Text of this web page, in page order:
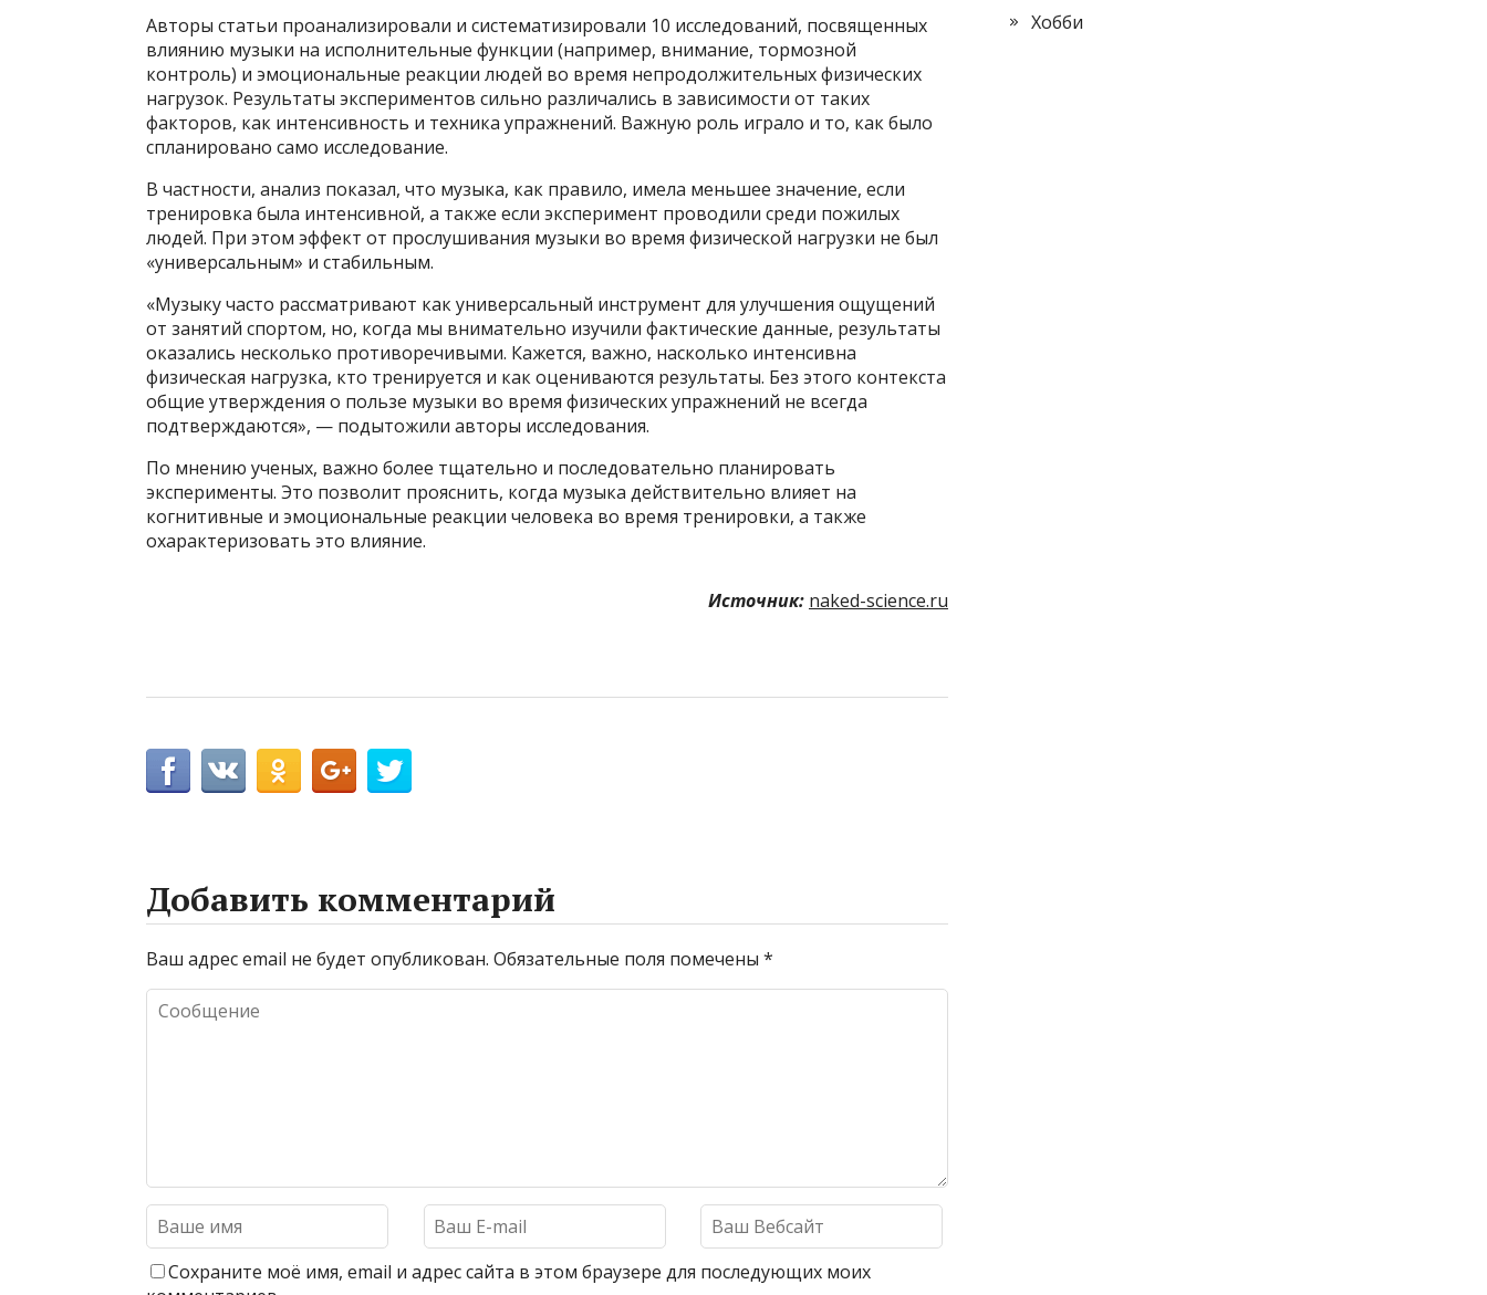
Авторы статьи проанализировали и систематизировали 10 исследований, посвященных
влиянию музыки на исполнительные функции (например, внимание, тормозной
контроль) и эмоциональные реакции людей во время непродолжительных физических
нагрузок. Результаты экспериментов сильно различались в зависимости от таких
факторов, как интенсивность и техника упражнений. Важную роль играло и то, как было
спланировано само исследование.
В частности, анализ показал, что музыка, как правило, имела меньшее значение, если
тренировка была интенсивной, а также если эксперимент проводили среди пожилых
людей. При этом эффект от прослушивания музыки во время физической нагрузки не был
«универсальным» и стабильным.
«Музыку часто рассматривают как универсальный инструмент для улучшения ощущений
от занятий спортом, но, когда мы внимательно изучили фактические данные, результаты
оказались несколько противоречивыми. Кажется, важно, насколько интенсивна
физическая нагрузка, кто тренируется и как оцениваются результаты. Без этого контекста
общие утверждения о пользе музыки во время физических упражнений не всегда
подтверждаются», — подытожили авторы исследования.
По мнению ученых, важно более тщательно и последовательно планировать
эксперименты. Это позволит прояснить, когда музыка действительно влияет на
когнитивные и эмоциональные реакции человека во время тренировки, а также
охарактеризовать это влияние.
Источник: naked-science.ru
Добавить комментарий
Ваш адрес email не будет опубликован. Обязательные поля помечены *
Сохраните моё имя, email и адрес сайта в этом браузере для последующих моих
Хобби